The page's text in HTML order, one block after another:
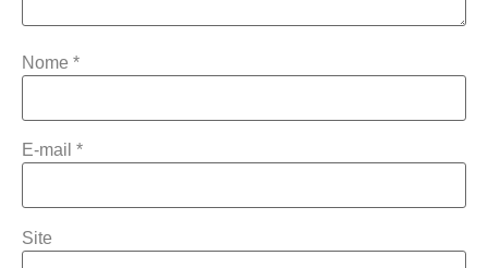
Nome *
E-mail *
Site